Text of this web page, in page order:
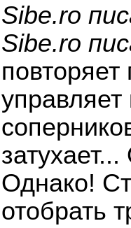
Sibe.ro
Sibe.ro
Однако!
отобрать